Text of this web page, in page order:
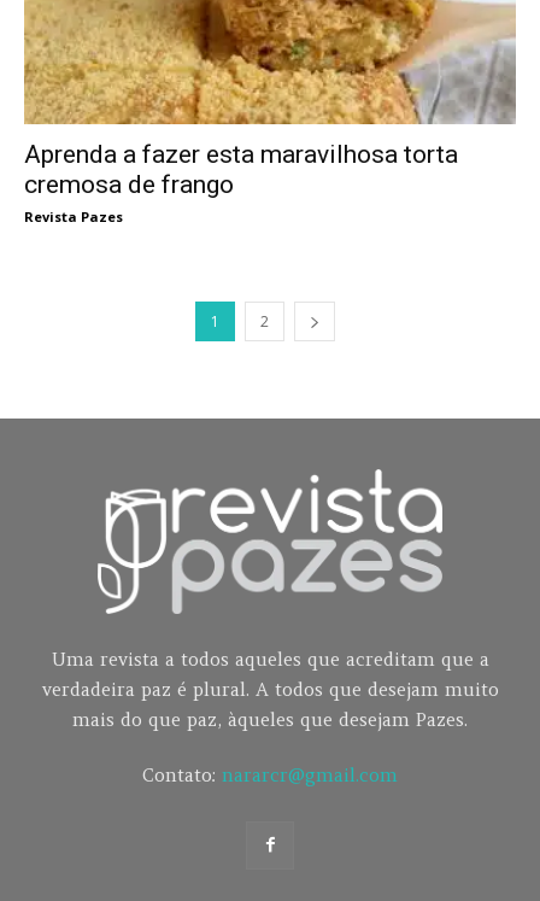
Aprenda a fazer esta maravilhosa torta
cremosa de frango
Revista Pazes
1 2
Uma revista a todos aqueles que acreditam que a
verdadeira paz é plural. A todos que desejam muito
mais do que paz, àqueles que desejam Pazes.
Contato: nararcr@gmail.com